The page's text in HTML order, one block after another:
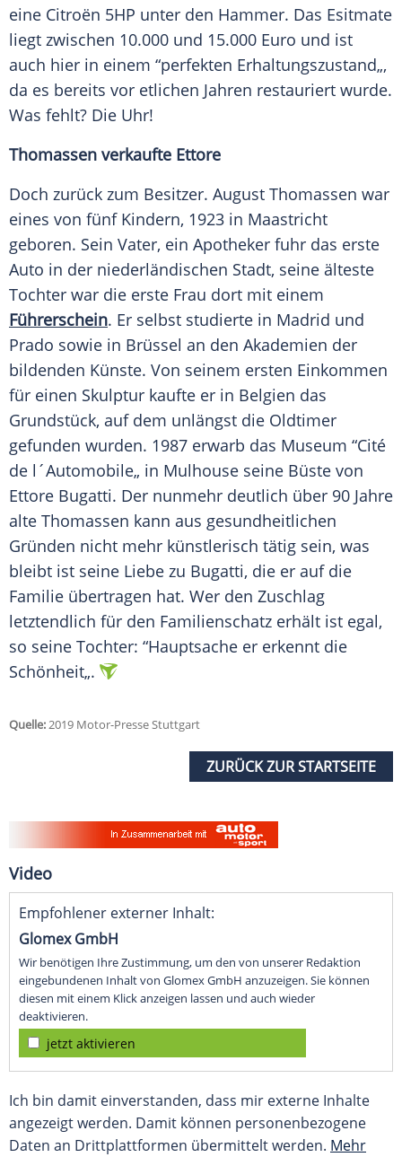
eine Citroën 5HP unter den Hammer. Das Esitmate
liegt zwischen 10.000 und 15.000 Euro und ist
auch hier in einem “perfekten Erhaltungszustand„,
da es bereits vor etlichen Jahren restauriert wurde.
Was fehlt? Die Uhr!
Thomassen verkaufte Ettore
Doch zurück zum Besitzer. August Thomassen war
eines von fünf Kindern, 1923 in Maastricht
geboren. Sein Vater, ein Apotheker fuhr das erste
Auto in der niederländischen Stadt, seine älteste
Tochter war die erste Frau dort mit einem
Führerschein. Er selbst studierte in Madrid und
Prado sowie in Brüssel an den Akademien der
bildenden Künste. Von seinem ersten Einkommen
für einen Skulptur kaufte er in Belgien das
Grundstück, auf dem unlängst die Oldtimer
gefunden wurden. 1987 erwarb das Museum “Cité
de l´Automobile„ in Mulhouse seine Büste von
Ettore Bugatti. Der nunmehr deutlich über 90 Jahre
alte Thomassen kann aus gesundheitlichen
Gründen nicht mehr künstlerisch tätig sein, was
bleibt ist seine Liebe zu Bugatti, die er auf die
Familie übertragen hat. Wer den Zuschlag
letztendlich für den Familienschatz erhält ist egal,
so seine Tochter: “Hauptsache er erkennt die
Schönheit„.
Quelle:2019 Motor-Presse Stuttgart
ZURÜCK ZUR STARTSEITE
Video
Empfohlener externer Inhalt:
Glomex GmbH
Wir benötigen Ihre Zustimmung, um den von unserer Redaktion
eingebundenen Inhalt von Glomex GmbH anzuzeigen. Sie können
diesen mit einem Klick anzeigen lassen und auch wieder
deaktivieren.
jetzt aktivieren
Ich bin damit einverstanden, dass mir externe Inhalte
angezeigt werden. Damit können personenbezogene
Daten an Drittplattformen übermittelt werden. Mehr